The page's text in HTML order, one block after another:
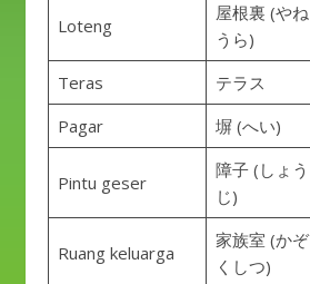
Loteng
屋根裏 (やね
うら)
Teras テラス
Pagar
塀 (へい)
Pintu geser
障子 (しょう
じ)
Ruang keluarga
家族室 (かぞ
くしつ)